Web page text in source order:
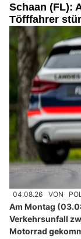
Schaan (FL):
Töfffahrer
04.08.26 VON
Am Montag
Verkehrsunfall
Motorrad